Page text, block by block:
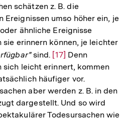
schätzen z. B. die
Ereignissen umso höher ein, je
ähnliche Ereignisse
erinnern können, je leichter
sind. Zur
Auflösung
der
Fußnote
[17] Denn
sich leicht erinnert, kommen
häufiger vor.
aber werden z. B. in den
dargestellt. Und so wird
Todesursachen wie